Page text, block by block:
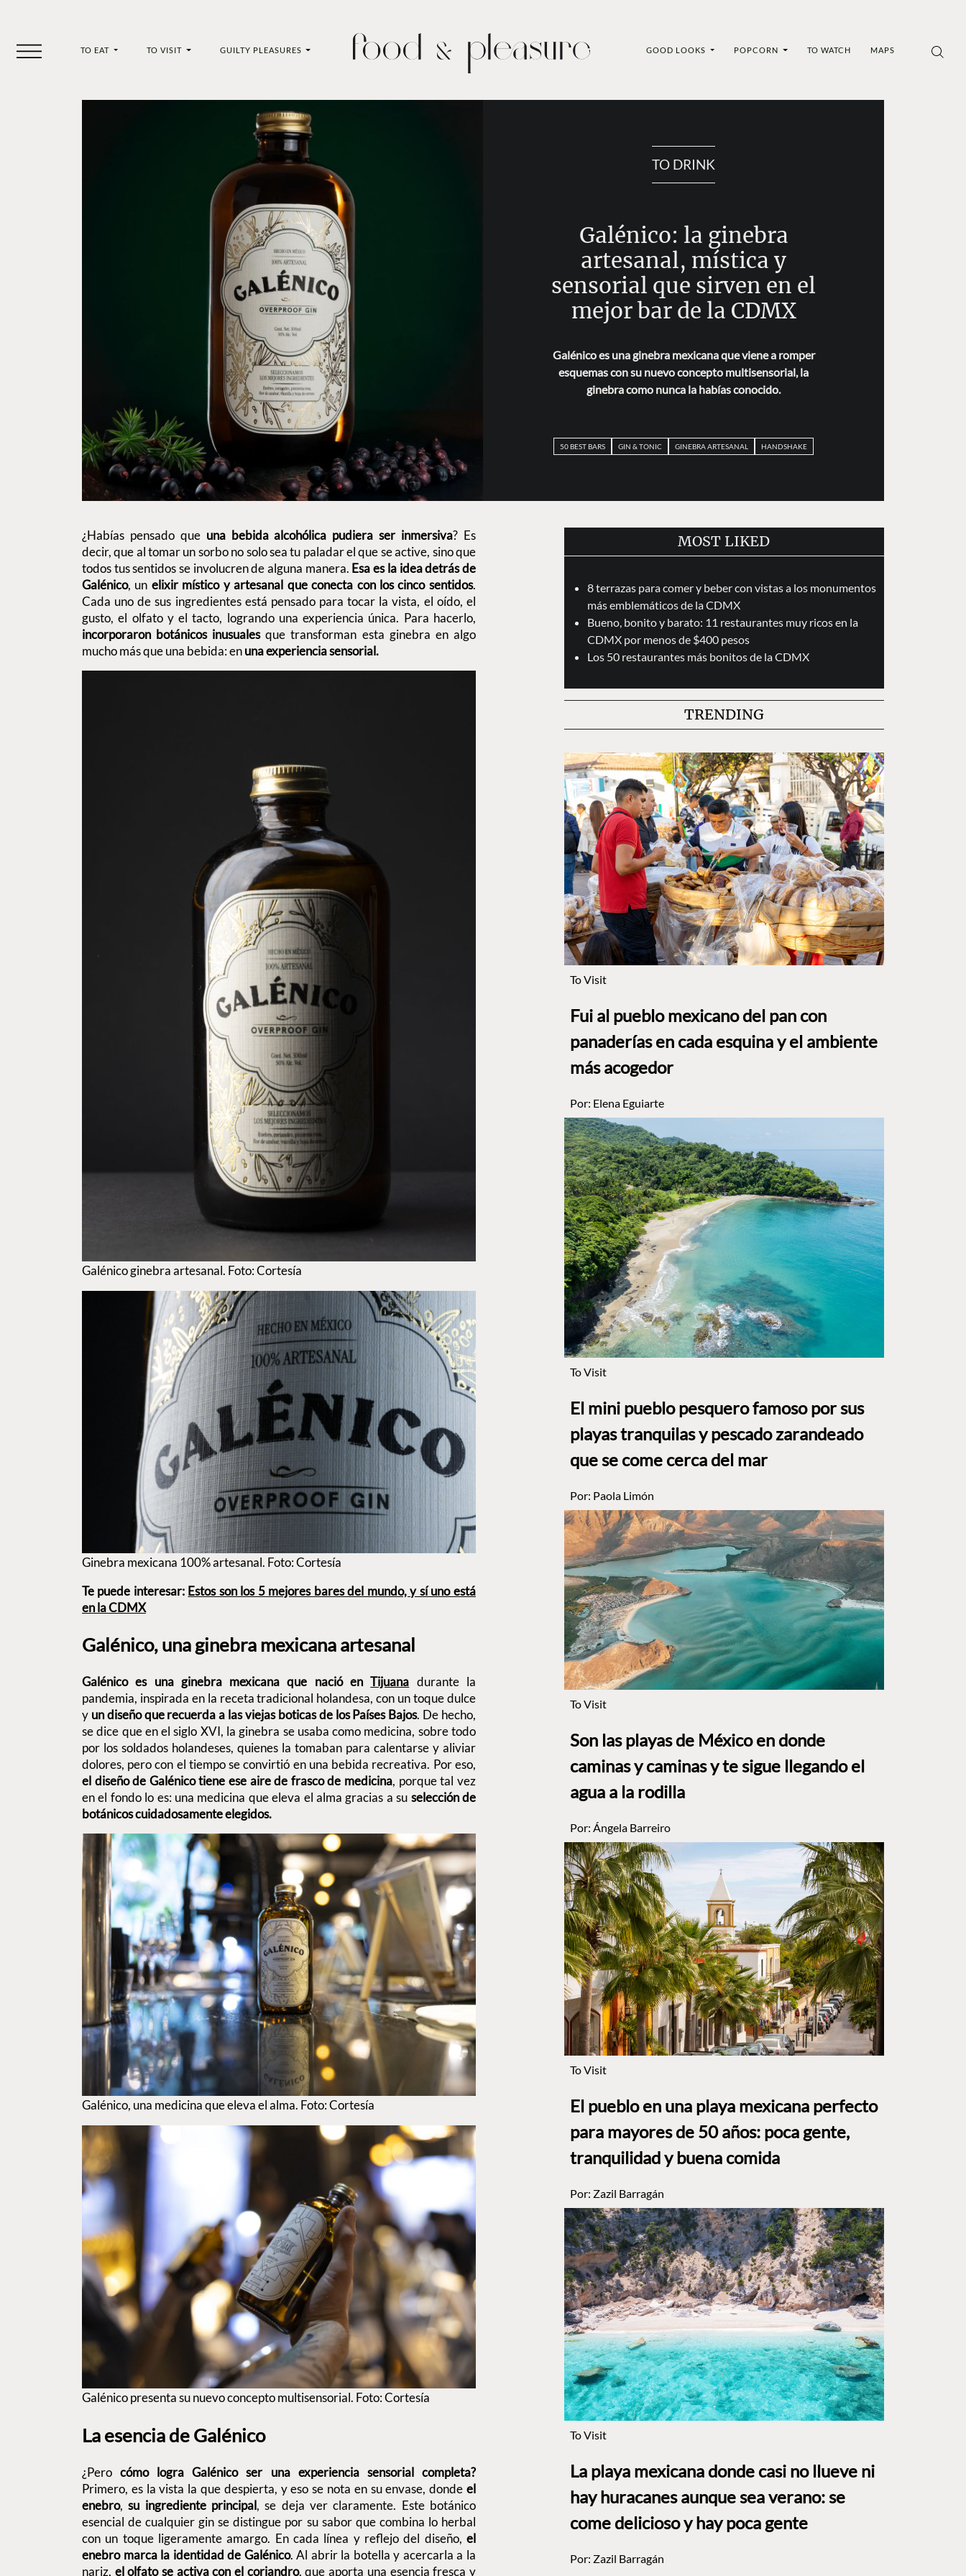
TO EAT TO VISIT GUILTY PLEASURES GOOD LOOKS POPCORN TO WATCH MAPS
TO DRINK
Galénico: la ginebra
artesanal, mística y
sensorial que sirven en el
mejor bar de la CDMX
Galénico es una ginebra mexicana que viene a romper
esquemas con su nuevo concepto multisensorial, la
ginebra como nunca la habías conocido.
50 BEST BARS GIN & TONIC GINEBRA ARTESANAL HANDSHAKE
¿Habías pensado que una bebida alcohólica pudiera ser inmersiva? Es
decir, que al tomar un sorbo no solo sea tu paladar el que se active, sino que
todos tus sentidos se involucren de alguna manera. Esa es la idea detrás de
Galénico, un elixir místico y artesanal que conecta con los cinco sentidos.
Cada uno de sus ingredientes está pensado para tocar la vista, el oído, el
gusto, el olfato y el tacto, logrando una experiencia única. Para hacerlo,
incorporaron botánicos inusualesque transforman esta ginebra en algo
mucho más que una bebida: enuna experiencia sensorial.
Galénico ginebra artesanal. Foto: Cortesía
Ginebra mexicana 100% artesanal. Foto: Cortesía
Te puede interesar: Estos son los 5 mejores bares del mundo, y sí uno está
en la CDMX
Galénico, una ginebra mexicana artesanal
Galénico es una ginebra mexicana que nació enTijuana durante la
pandemia, inspirada en la receta tradicional holandesa, con un toque dulce
y un diseño que recuerda a las viejas boticas de los Países Bajos. De hecho,
se dice que en el siglo XVI, la ginebra se usaba como medicina, sobre todo
por los soldados holandeses, quienes la tomaban para calentarse y aliviar
dolores, pero con el tiempo se convirtió en una bebida recreativa. Por eso,
el diseño de Galénico tiene ese aire de frasco de medicina, porque tal vez
en el fondo lo es: una medicina que eleva el alma gracias a su selección de
botánicos cuidadosamente elegidos.
Galénico, una medicina que eleva el alma. Foto: Cortesía
Galénico presenta su nuevo concepto multisensorial. Foto: Cortesía
La esencia de Galénico
¿Perocómo logra Galénico ser una experiencia sensorial completa?
Primero, es la vista la que despierta, y eso se nota en su envase, donde el
enebro,su ingrediente principal, se deja ver claramente. Este botánico
esencial de cualquier gin se distingue por su sabor que combina lo herbal
con un toque ligeramente amargo. En cada línea y reflejo del diseño, el
enebro marca la identidad de Galénico. Al abrir la botella y acercarla a la
nariz, el olfato se activa con el coriandro, que aporta una esencia fresca y
MOST LIKED
8 terrazas para comer y beber con vistas a los monumentos
más emblemáticos de la CDMX
Bueno, bonito y barato: 11 restaurantes muy ricos en la
CDMX por menos de $400 pesos
Los 50 restaurantes más bonitos de la CDMX
TRENDING
To Visit
Fui al pueblo mexicano del pan con
panaderías en cada esquina y el ambiente
más acogedor
Por: Elena Eguiarte
To Visit
El mini pueblo pesquero famoso por sus
playas tranquilas y pescado zarandeado
que se come cerca del mar
Por: Paola Limón
To Visit
Son las playas de México en donde
caminas y caminas y te sigue llegando el
agua a la rodilla
Por: Ángela Barreiro
To Visit
El pueblo en una playa mexicana perfecto
para mayores de 50 años: poca gente,
tranquilidad y buena comida
Por: Zazil Barragán
To Visit
La playa mexicana donde casi no llueve ni
hay huracanes aunque sea verano: se
come delicioso y hay poca gente
Por: Zazil Barragán